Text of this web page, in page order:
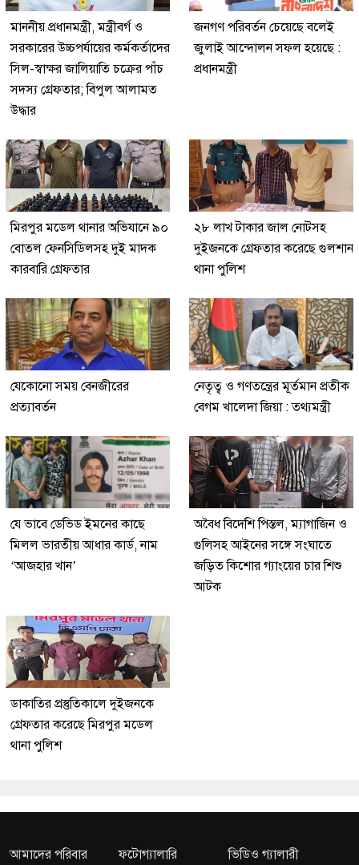
মাননীয় প্রধানমন্ত্রী, মন্ত্রীবর্গ ও
সরকারের উচ্চপর্যায়ের কর্মকর্তাদের
সিল-স্বাক্ষর জালিয়াতি চক্রের পাঁচ
সদস্য গ্রেফতার; বিপুল আলামত
উদ্ধার
জনগণ পরিবর্তন চেয়েছে বলেই
জুলাই আন্দোলন সফল হয়েছে :
প্রধানমন্ত্রী
মিরপুর মডেল থানার অভিযানে ৯০
বোতল ফেনসিডিলসহ দুই মাদক
কারবারি গ্রেফতার
২৮ লাখ টাকার জাল নোটসহ
দুইজনকে গ্রেফতার করেছে গুলশান
থানা পুলিশ
যেকোনো সময় বেনজীরের
প্রত্যাবর্তন
নেতৃত্ব ও গণতন্ত্রের মূর্তমান প্রতীক
বেগম খালেদা জিয়া : তথ্যমন্ত্রী
যে ভাবে ডেভিড ইমনের কাছে
মিলল ভারতীয় আধার কার্ড, নাম
‘আজহার খান’
অবৈধ বিদেশি পিস্তল, ম্যাগাজিন ও
গুলিসহ আইনের সঙ্গে সংঘাতে
জড়িত কিশোর গ্যাংয়ের চার শিশু
আটক
ডাকাতির প্রস্তুতিকালে দুইজনকে
গ্রেফতার করেছে মিরপুর মডেল
থানা পুলিশ
আমাদের পরিবার ফটোগ্যালারি ভিডিও গ্যালারী